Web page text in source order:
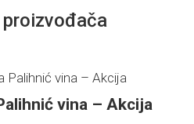
vina – Akcija